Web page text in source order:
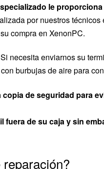
le
por nuestros
compra en XenonPC.
Si necesita enviarnos su
burbujas de aire para
copia de seguridad para
fuera de su caja y sin